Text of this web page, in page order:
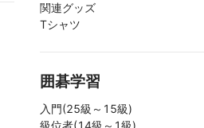
関連グッズ
Tシャツ
囲碁学習
入門(25級～15級)
級位者(14級～1級)